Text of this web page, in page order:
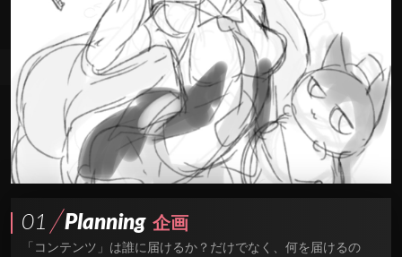
01 Planning 企画
「コンテンツ」は誰に届けるか？だけでなく、何を届けるの